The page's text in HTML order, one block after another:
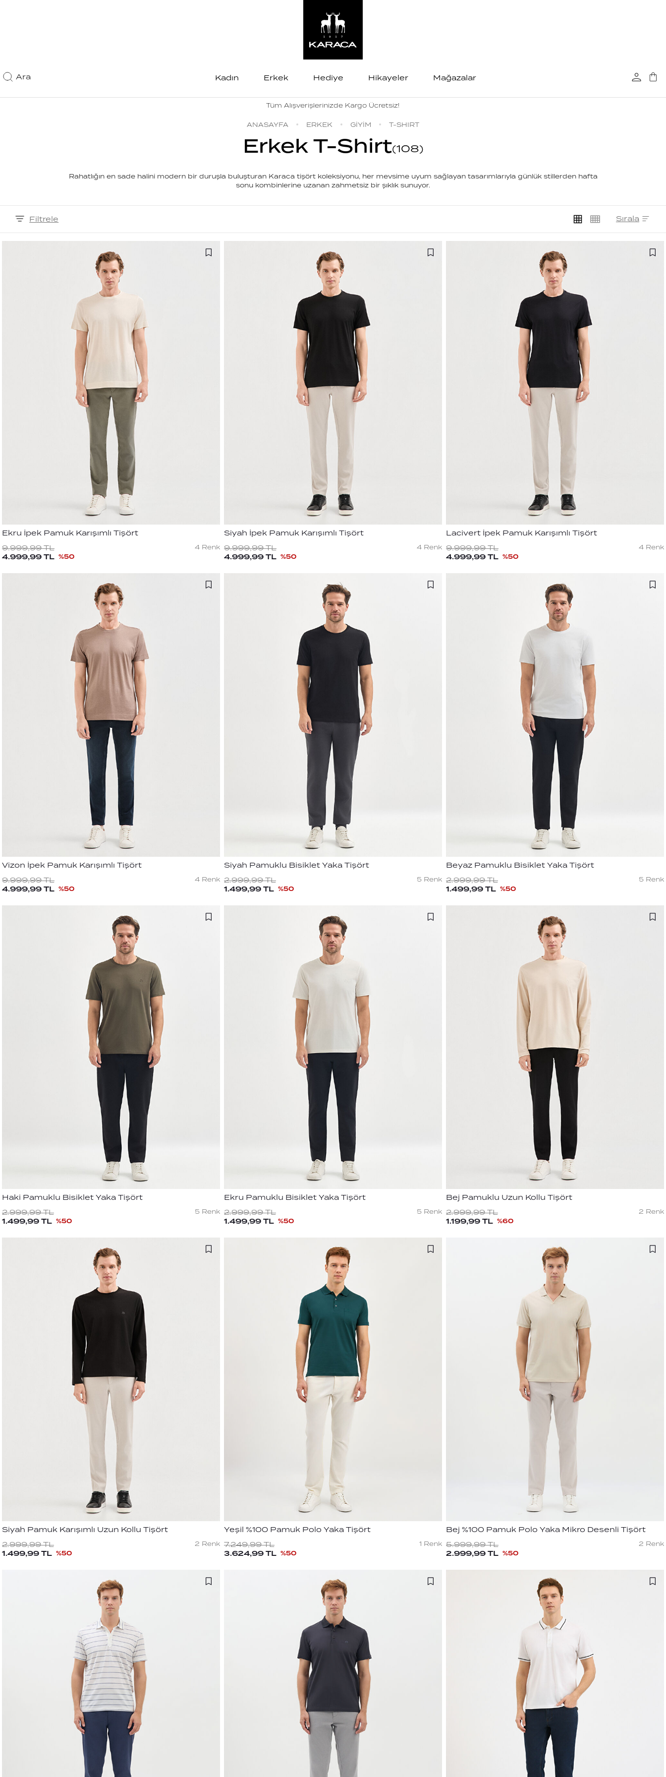
Ara Kadın Erkek Hediye Hikayeler Mağazalar
Tüm Alışverişlerinizde Kargo Ücretsiz!
ANASAYFA ERKEK GİYİM T-SHIRT
Erkek T-Shirt(108)
Rahatlığın en sade halini modern bir duruşla buluşturan Karaca tişört koleksiyonu, her mevsime uyum sağlayan tasarımlarıyla günlük stillerden hafta
sonu kombinlerine uzanan zahmetsiz bir şıklık sunuyor.
Filtrele Sırala
Ekru İpek Pamuk Karışımlı Tişört
9.999,99 TL
4.999,99 TL %50
4 Renk
Siyah İpek Pamuk Karışımlı Tişört
9.999,99 TL
4.999,99 TL %50
4 Renk
Lacivert İpek Pamuk Karışımlı Tişört
9.999,99 TL
4.999,99 TL %50
4 Renk
Vizon İpek Pamuk Karışımlı Tişört
9.999,99 TL
4.999,99 TL %50
4 Renk
Siyah Pamuklu Bisiklet Yaka Tişört
2.999,99 TL
1.499,99 TL %50
5 Renk
Beyaz Pamuklu Bisiklet Yaka Tişört
2.999,99 TL
1.499,99 TL %50
5 Renk
Haki Pamuklu Bisiklet Yaka Tişört
2.999,99 TL
1.499,99 TL %50
5 Renk
Ekru Pamuklu Bisiklet Yaka Tişört
2.999,99 TL
1.499,99 TL %50
5 Renk
Bej Pamuklu Uzun Kollu Tişört
2.999,99 TL
1.199,99 TL %60
2 Renk
Siyah Pamuk Karışımlı Uzun Kollu Tişört
2.999,99 TL
1.499,99 TL %50
2 Renk
Yeşil %100 Pamuk Polo Yaka Tişört
7.249,99 TL
3.624,99 TL %50
1 Renk
Bej %100 Pamuk Polo Yaka Mikro Desenli Tişört
5.999,99 TL
2.999,99 TL %50
2 Renk